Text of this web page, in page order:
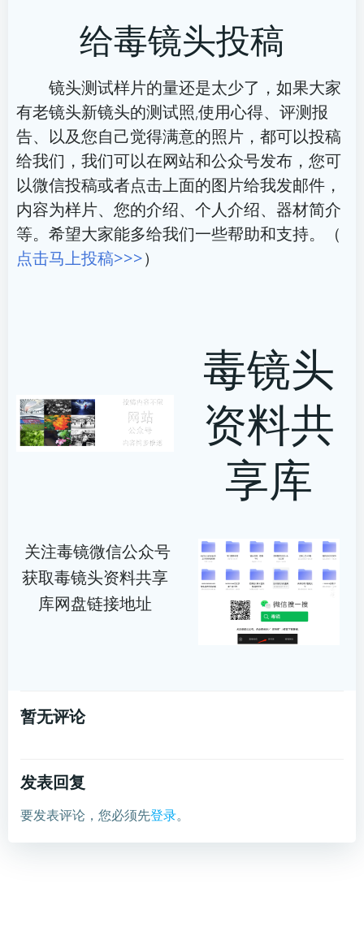
航
导
航
给毒镜头投稿
镜头测试样片的量还是太少了，如果大家
有老镜头新镜头的测试照,使用心得、评测报
告、以及您自己觉得满意的照片，都可以投稿
给我们，我们可以在网站和公众号发布，您可
以微信投稿或者点击上面的图片给我发邮件，
内容为样片、您的介绍、个人介绍、器材简介
等。希望大家能多给我们一些帮助和支持。（
点击马上投稿>>>）
毒镜头
资料共
享库
关注毒镜微信公众号
获取毒镜头资料共享
库网盘链接地址
暂无评论
发表回复
要发表评论，您必须先登录。